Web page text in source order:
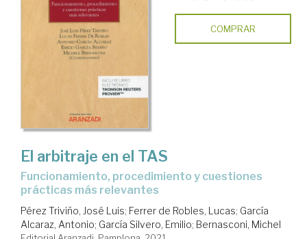
COMPRAR
El arbitraje en el TAS
funcionamiento, procedimiento y cuestiones
prácticas más relevantes
Pérez Triviño, José Luis; Ferrer de Robles, Lucas; García
Alcaraz, Antonio; García Silvero, Emilio; Bernasconi, Michel